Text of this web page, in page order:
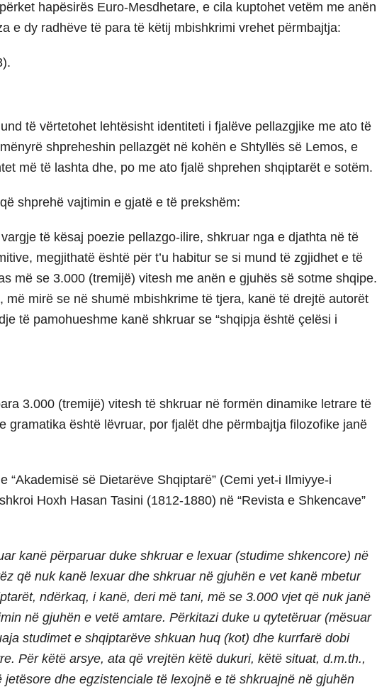
hapësirës Euro-Mesdhetare, e cila kuptohet vetëm me anën
e dy radhëve të para të këtij mbishkrimi vrehet përmbajtja:
të vërtetohet lehtësisht identiteti i fjalëve pellazgjike me ato të
shpreheshin pellazgët në kohën e Shtyllës së Lemos, e
më të lashta dhe, po me ato fjalë shprehen shqiptarët e sotëm.
shprehë vajtimin e gjatë e të prekshëm:
të kësaj poezie pellazgo-ilire, shkruar nga e djathta në të
megjithatë është për t’u habitur se si mund të zgjidhet e të
më se 3.000 (tremijë) vitesh me anën e gjuhës së sotme shqipe.
më mirë se në shumë mbishkrime të tjera, kanë të drejtë autorët
të pamohueshme kanë shkruar se “shqipja është çelësi i
3.000 (tremijë) vitesh të shkruar në formën dinamike letrare të
gramatika është lëvruar, por fjalët dhe përmbajtja filozofike janë
“Akademisë së Dietarëve Shqiptarë” (Cemi yet-i Ilmiyye-i
Hoxh Hasan Tasini (1812-1880) në “Revista e Shkencave”
kanë përparuar duke shkruar e lexuar (studime shkencore) në
që nuk kanë lexuar dhe shkruar në gjuhën e vet kanë mbetur
ndërkaq, i kanë, deri më tani, më se 3.000 vjet që nuk janë
në gjuhën e vetë amtare. Përkitazi duke u qytetëruar (mësuar
studimet e shqiptarëve shkuan huq (kot) dhe kurrfarë dobi
Për këtë arsye, ata që vrejtën këtë dukuri, këtë situat, d.m.th.,
dhe egzistenciale të lexojnë e të shkruajnë në gjuhën